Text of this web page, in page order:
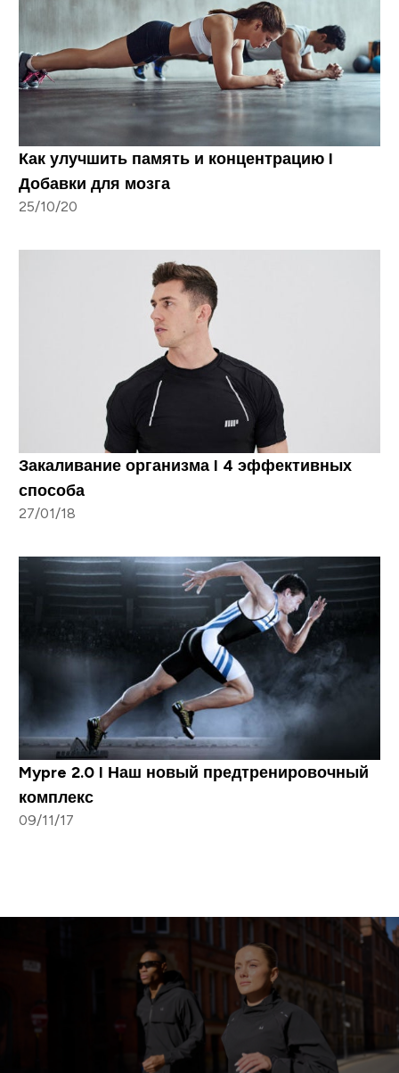
Как улучшить память и концентрацию I
Добавки для мозга
25/10/20
Закаливание организма I 4 эффективных
способа
27/01/18
Mypre 2.0 I Наш новый предтренировочный
комплекс
09/11/17